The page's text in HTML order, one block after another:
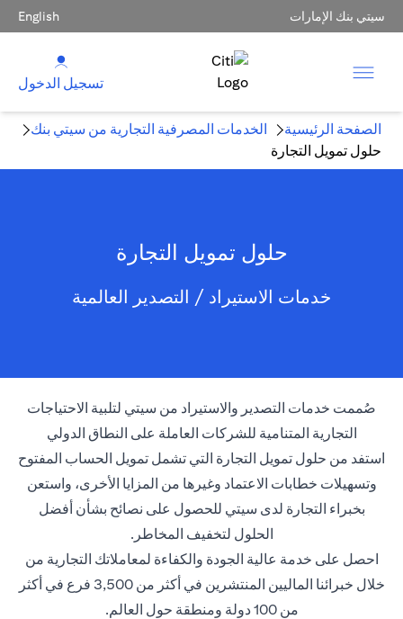
سيتي بنك الإمارات English
تسجيل الدخول
الصفحة الرئيسية
الخدمات المصرفية التجارية من سيتي بنك
حلول تمويل التجارة
حلول تمويل التجارة
خدمات الاستيراد / التصدير العالمية
صُممت خدمات التصدير والاستيراد من سيتي لتلبية الاحتياجات
التجارية المتنامية للشركات العاملة على النطاق الدولي
استفد من حلول تمويل التجارة التي تشمل تمويل الحساب المفتوح
وتسهيلات خطابات الاعتماد وغيرها من المزايا الأخرى، واستعن
بخبراء التجارة لدى سيتي للحصول على نصائح بشأن أفضل
الحلول لتخفيف المخاطر.
احصل على خدمة عالية الجودة والكفاءة لمعاملاتك التجارية من
خلال خبرائنا الماليين المنتشرين في أكثر من 3,500 فرع في أكثر
من 100 دولة ومنطقة حول العالم.